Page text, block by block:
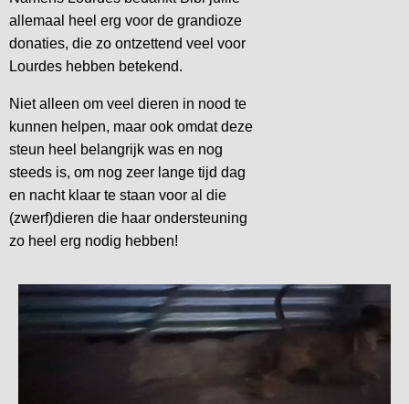
allemaal heel erg voor de grandioze
donaties, die zo ontzettend veel voor
Lourdes hebben betekend.
Niet alleen om veel dieren in nood te
kunnen helpen, maar ook omdat deze
steun heel belangrijk was en nog
steeds is, om nog zeer lange tijd dag
en nacht klaar te staan voor al die
(zwerf)dieren die haar ondersteuning
zo heel erg nodig hebben!
Videospeler